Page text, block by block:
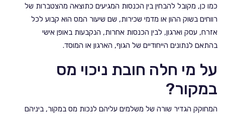
כמו כן, מקובל להבחין בין הכנסות המגיעים כתוצאה מהצטברות של
רווחים בשוק ההון או מדמי שכירות, שם שיעור המס הוא קבוע לכל
אזרח, עסק וארגון, לבין הכנסות אחרות, הנקבעות באופן אישי
בהתאם לנתונים הייחודיים של הגוף, הארגון או המוסד.
על מי חלה חובת ניכוי מס
במקור?
המחוקק הגדיר שורה של משלמים עליהם לנכות מס במקור, ביניהם